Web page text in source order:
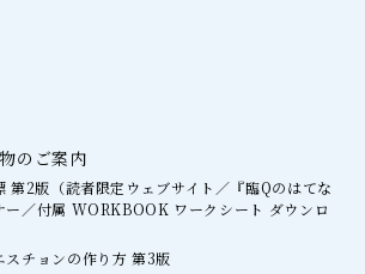
のご案内
第2版（読者限定ウェブサイト／『臨Qのはてな
ー／付属 WORKBOOK ワークシート ダウンロ
スチョンの作り方 第3版